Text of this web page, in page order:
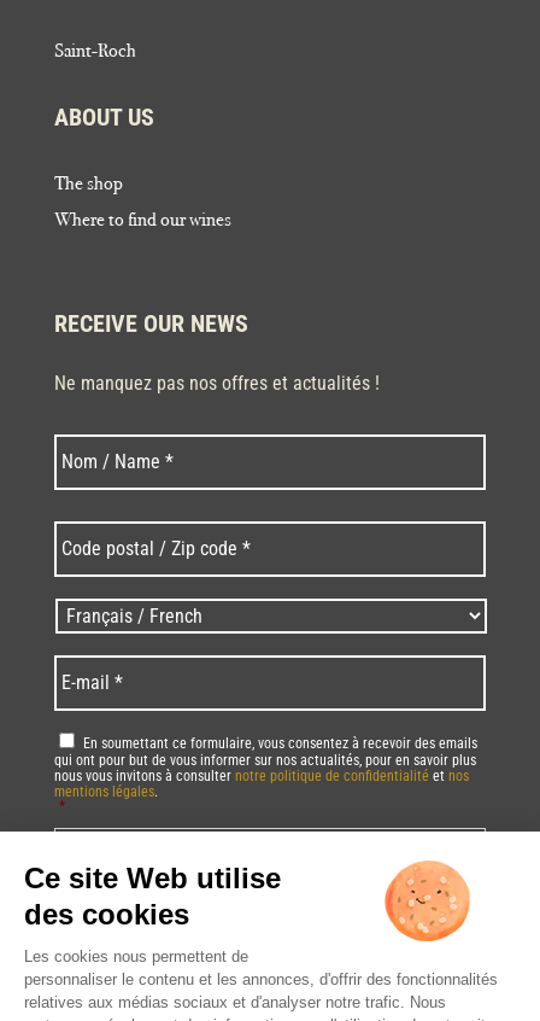
Saint-Roch
ABOUT US
The shop
Where to find our wines
RECEIVE OUR NEWS
Ne manquez pas nos offres et actualités !
Nom * Last
postal
/
Zip
code
* *
Langues
/
Language *
mail *
RGPD *
En soumettant ce formulaire, vous consentez à recevoir des emails
qui ont pour but de vous informer sur nos actualités, pour en savoir plus
nous vous invitons à consulter notre politique de confidentialité et nos
mentions légales.
*
CAPTCHA